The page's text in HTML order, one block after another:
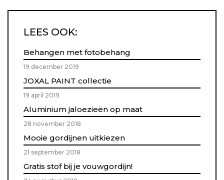
LEES OOK:
Behangen met fotobehang
19 december 2019
JOXAL PAINT collectie
19 april 2019
Aluminium jaloezieën op maat
28 november 2018
Mooie gordijnen uitkiezen
21 september 2018
Gratis stof bij je vouwgordijn!